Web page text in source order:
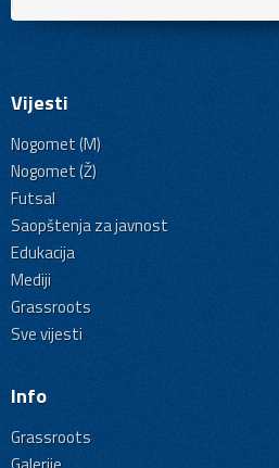
Vijesti
Nogomet (M)
Nogomet (Ž)
Futsal
Saopštenja za javnost
Edukacija
Mediji
Grassroots
Sve vijesti
Info
Grassroots